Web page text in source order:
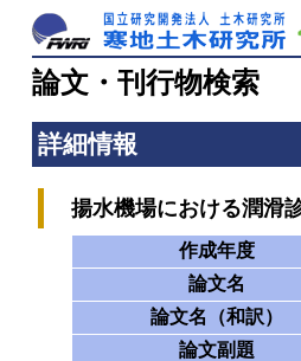
論文・刊行物検索
詳細情報
揚水機場における潤滑
作成年度
論文名
論文名（和訳）
論文副題